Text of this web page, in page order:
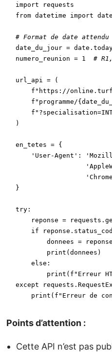
import
from datetime import date
# Format de date attendu
date_du_jour =
numero_reunion = 1 #
url_api = (
f"https://
f"programme/
)
en_tetes = {
'User-Agent' :
}
try :
reponse =
if
donnees =
print (donnees)
else :
print ( f"Erreur
except
print ( f"Erreur de
Points d’attention :
Cette API n’est pas